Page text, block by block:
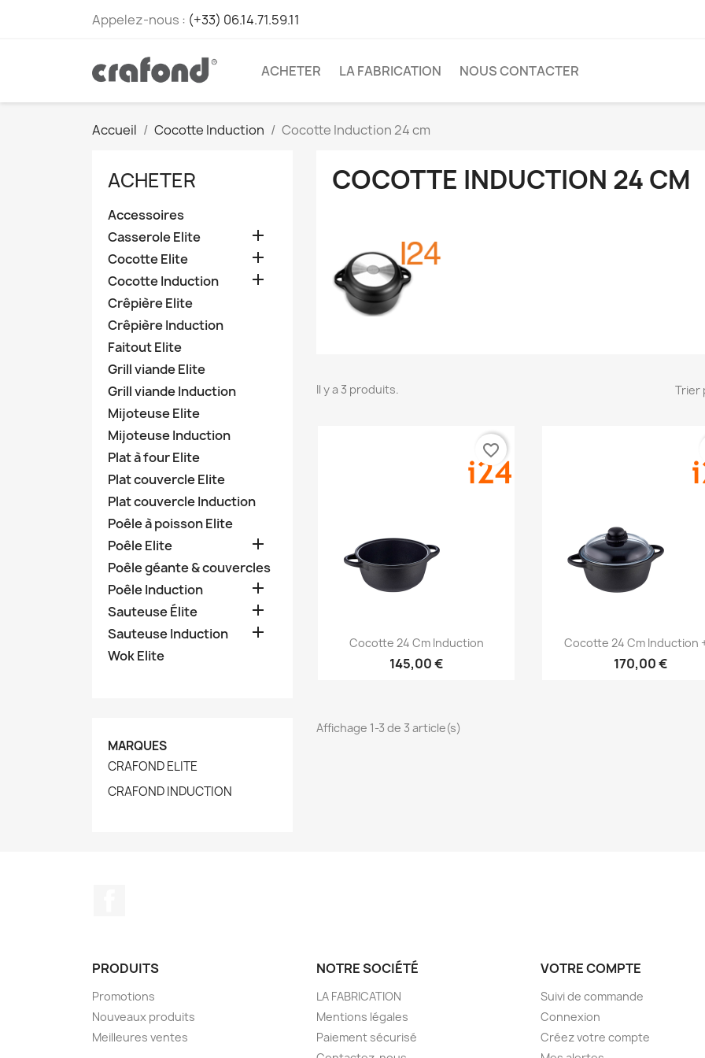
Appelez-nous : (+33) 06.14.71.59.11
ACHETER LA FABRICATION NOUS CONTACTER
Accueil Cocotte Induction Cocotte Induction 24 cm
ACHETER
Accessoires
Casserole Elite

Cocotte Elite 
Cocotte Induction 
Crêpière Elite
Crêpière Induction
Faitout Elite
Grill viande Elite
Grill viande Induction
Mijoteuse Elite
Mijoteuse Induction
Plat à four Elite
Plat couvercle Elite
Plat couvercle Induction
Poêle à poisson Elite
Poêle Elite

Poêle géante & couvercles
Poêle Induction

Sauteuse Élite 
Sauteuse Induction 
Wok Elite
MARQUES
CRAFOND ELITE
CRAFOND INDUCTION
COCOTTE INDUCTION 24 CM
Il y a 3 produits. Trier
Aperçu rapide
Cocotte 24 Cm Induction
145,00 €
favorite_border
Aperçu rapide
Cocotte 24 Cm Induction
170,00 €
Affichage 1-3 de 3 article(s)
PRODUITS
Promotions
Nouveaux produits
Meilleures ventes
NOTRE SOCIÉTÉ
LA FABRICATION
Mentions légales
Paiement sécurisé
VOTRE COMPTE
Suivi de commande
Connexion
Créez votre compte